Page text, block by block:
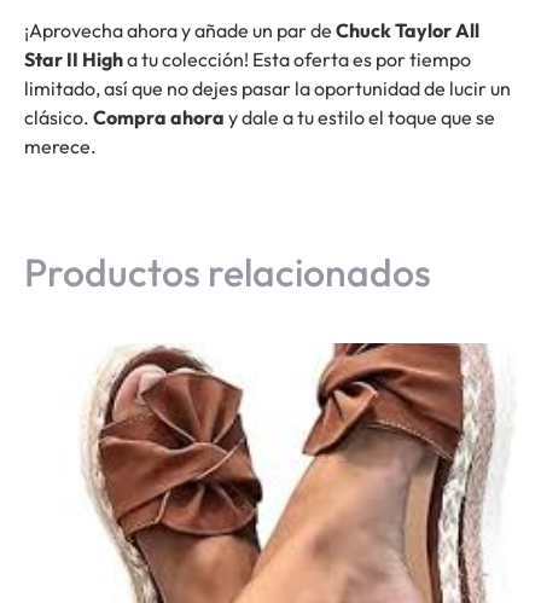
¡Aprovecha ahora y añade un par de Chuck Taylor All
Star II Higha tu colección! Esta oferta es por tiempo
limitado, así que no dejes pasar la oportunidad de lucir un
clásico. Compra ahora y dale a tu estilo el toque que se
merece.
Productos relacionados